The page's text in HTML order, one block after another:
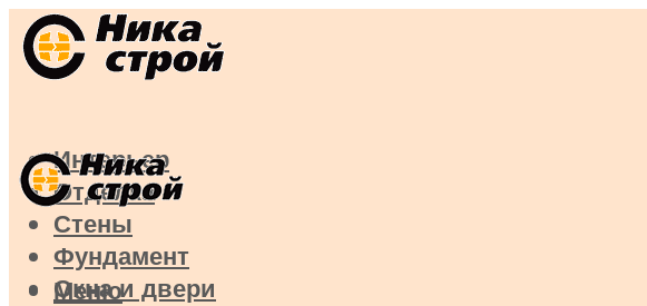
Интерьер
Отделка
Стены
Фундамент
Окна и двери
Меню